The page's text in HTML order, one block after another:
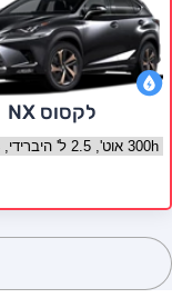
לקסוס NX
בחר גרסה לקסוס NX